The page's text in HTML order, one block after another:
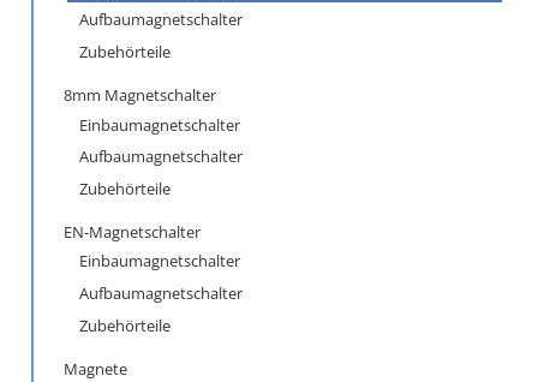
Aufbaumagnetschalter
Zubehörteile
8mm Magnetschalter
Einbaumagnetschalter
Aufbaumagnetschalter
Zubehörteile
EN-Magnetschalter
Einbaumagnetschalter
Aufbaumagnetschalter
Zubehörteile
Magnete